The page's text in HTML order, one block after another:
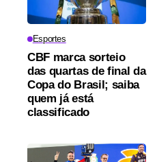
Esportes
CBF marca sorteio
das quartas de final da
Copa do Brasil; saiba
quem já está
classificado